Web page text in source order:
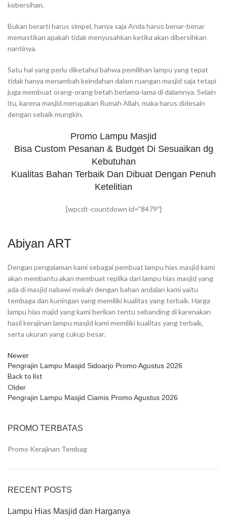
kebersihan.
Bukan berarti harus simpel, hanya saja Anda harus benar-benar
memastikan apakah tidak menyusahkan ketika akan dibersihkan
nantinya.
Satu hal yang perlu diketahui bahwa pemilihan lampu yang tepat
tidak hanya menambah keindahan dalam ruangan masjid saja tetapi
juga membuat orang-orang betah berlama-lama di dalamnya. Selain
itu, karena masjid merupakan Rumah Allah, maka harus didesain
dengan sebaik mungkin.
Promo Lampu Masjid
Bisa Custom Pesanan & Budget Di Sesuaikan dg
Kebutuhan
Kualitas Bahan Terbaik Dan Dibuat Dengan Penuh
Ketelitian
[wpcdt-countdown id=”8479″]
Abiyan ART
Dengan pengalaman kami sebagai pembuat lampu hias masjid kami
akan membantu akan membuat replika dari lampu hias masjid yang
ada di masjid nabawi mekah dengan bahan andalan kami yaitu
tembaga dan kuningan yang memiliki kualitas yang terbaik. Harga
lampu hias majid yang kami berikan tentu sebanding di karenakan
hasil kerajinan lampu masjid kami memiliki kualitas yang terbaik,
serta ukuran yang cukup besar.
Newer
Pengrajin Lampu Masjid Sidoarjo Promo Agustus 2026
Back to list
Older
Pengrajin Lampu Masjid Ciamis Promo Agustus 2026
PROMO TERBATAS
Promo Kerajinan Tembag
RECENT POSTS
Lampu Hias Masjid dan Harganya